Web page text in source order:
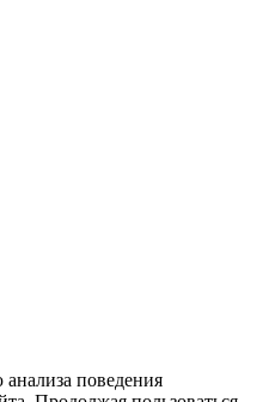
поведения